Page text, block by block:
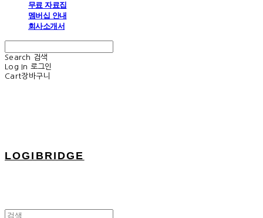
무료 자료집
멤버십 안내
회사소개서
Search
검색
Log In 로그인
Cart장바구니
LOGIBRIDGE